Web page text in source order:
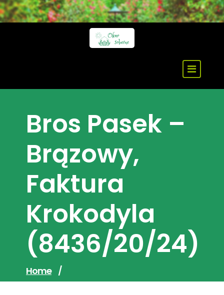
Skip
to
Bros Pasek –
Brązowy,
Faktura
Krokodyla
(8436/20/24)
Home /